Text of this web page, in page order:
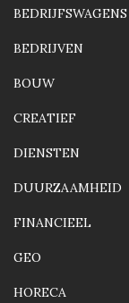
BEDRIJFSWAGENS
BEDRIJVEN
BOUW
CREATIEF
DIENSTEN
DUURZAAMHEID
FINANCIEEL
GEO
HORECA